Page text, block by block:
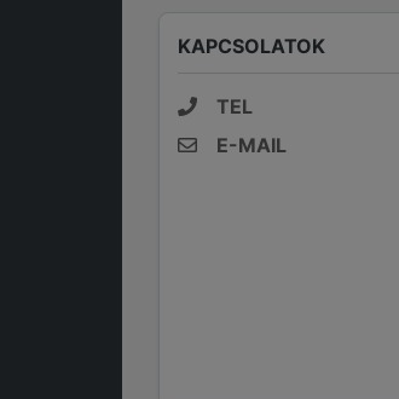
KAPCSOLATOK
TEL
E-MAIL